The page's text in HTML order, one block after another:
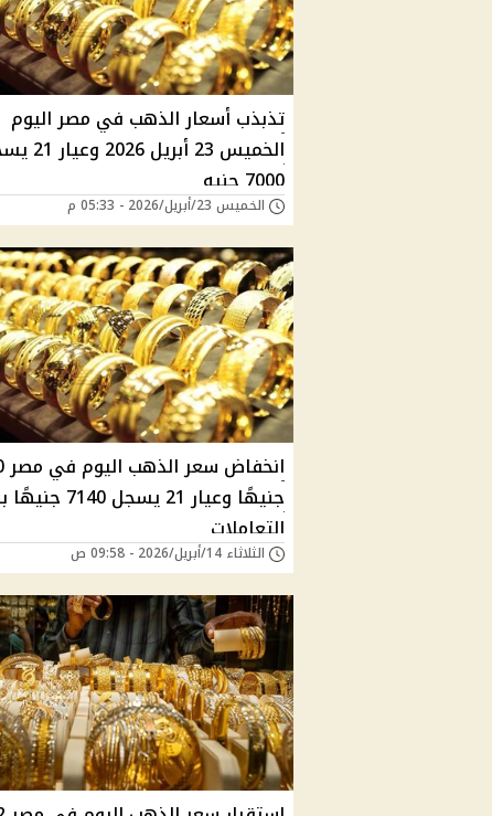
تذبذب أسعار الذهب في مصر اليوم
الخميس 23
7000 جنيه
الخميس 23/أبريل/2026 - 05:33 م
جنيهًا وعيار 21 يسجل
التعاملات
الثلاثاء 14/أبريل/2026 - 09:58 ص